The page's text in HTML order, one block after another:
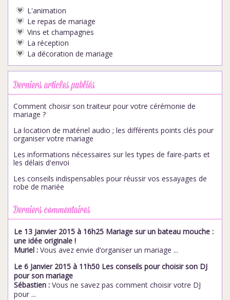
L'animation
Le repas de mariage
Vins et champagnes
La réception
La décoration de mariage
Derniers articles publiés
Comment choisir son traiteur pour votre cérémonie de
mariage ?
La location de matériel audio ; les différents points clés pour
organiser votre mariage
Les informations nécessaires sur les types de faire-parts et
les délais d'envoi
Les conseils indispensables pour réussir vos essayages de
robe de mariée
Derniers commentaires
Le 13 Janvier 2015 à 16h25 Mariage sur un bateau mouche :
une idée originale !
Muriel : Vous avez envie d’organiser un mariage ...
Le 6 Janvier 2015 à 11h50 Les conseils pour choisir son DJ
pour son mariage
Sébastien : Vous ne savez pas comment choisir votre DJ
pour ...